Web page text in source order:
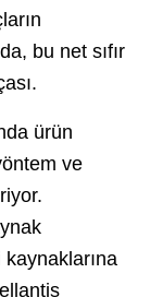
bu net sıfır
ürün
ve